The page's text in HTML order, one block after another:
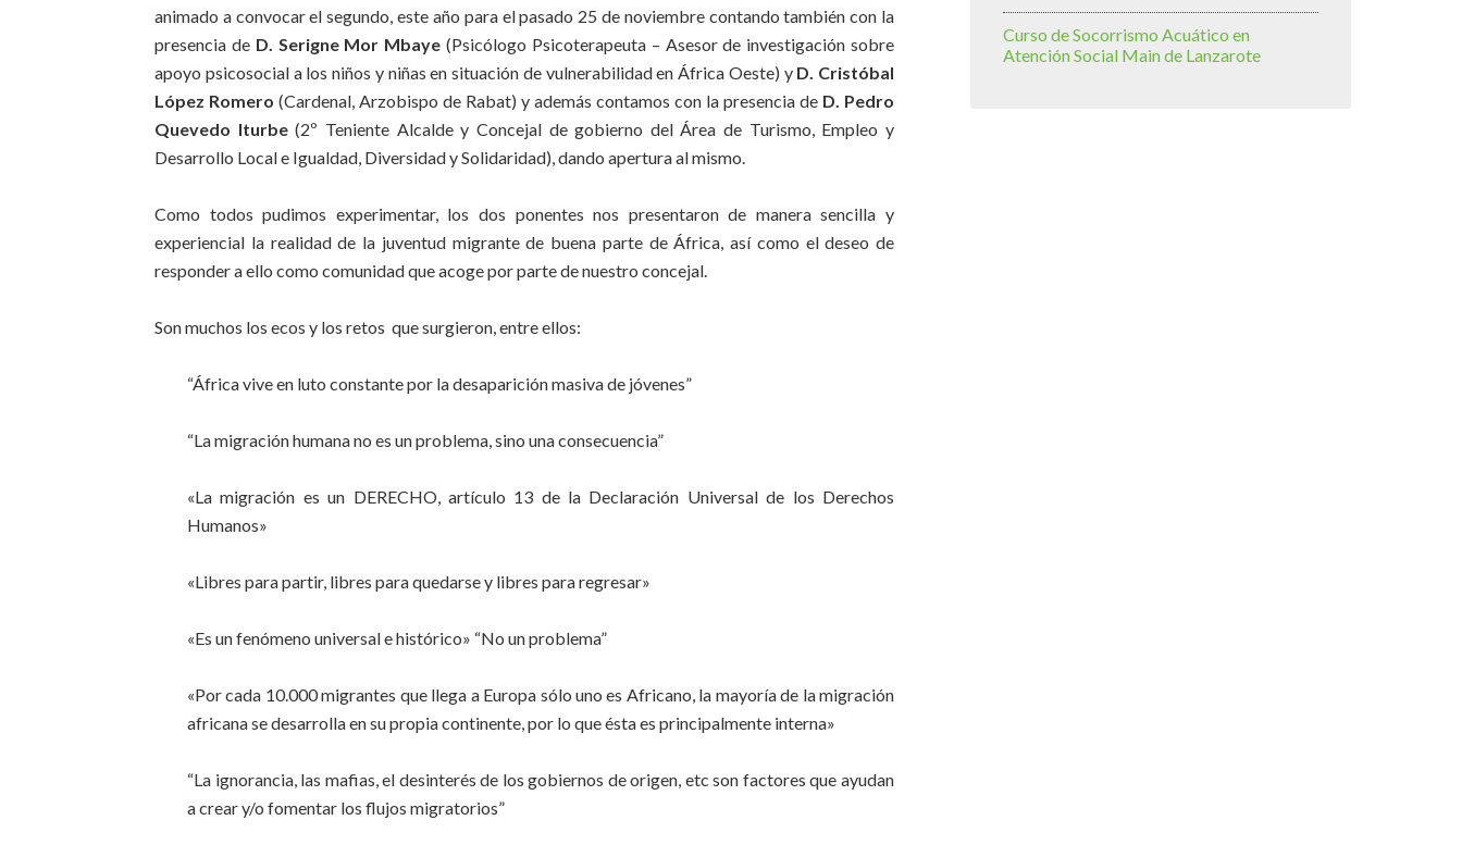
animado a convocar el segundo, este año para el pasado 25 de noviembre contando también con la
presencia de D. Serigne Mor Mbaye (Psicólogo Psicoterapeuta – Asesor de investigación sobre
apoyo psicosocial a los niños y niñas en situación de vulnerabilidad en África Oeste) y D. Cristóbal
López Romero (Cardenal, Arzobispo de Rabat) y además contamos con la presencia de D. Pedro
Quevedo Iturbe(2º Teniente Alcalde y Concejal de gobierno del Área de Turismo, Empleo y
Desarrollo Local e Igualdad, Diversidad y Solidaridad), dando apertura al mismo.
Como todos pudimos experimentar, los dos ponentes nos presentaron de manera sencilla y
experiencial la realidad de la juventud migrante de buena parte de África, así como el deseo de
responder a ello como comunidad que acoge por parte de nuestro concejal.
Son muchos los ecos y los retos que surgieron, entre ellos:
“África vive en luto constante por la desaparición masiva de jóvenes”
“La migración humana no es un problema, sino una consecuencia”
«La migración es un DERECHO, artículo 13 de la Declaración Universal de los Derechos
Humanos»
«Libres para partir, libres para quedarse y libres para regresar»
«Es un fenómeno universal e histórico» “No un problema”
«Por cada 10.000 migrantes que llega a Europa sólo uno es Africano, la mayoría de la migración
africana se desarrolla en su propia continente, por lo que ésta es principalmente interna»
“La ignorancia, las mafias, el desinterés de los gobiernos de origen, etc son factores que ayudan
a crear y/o fomentar los flujos migratorios”
Curso de Socorrismo Acuático en
Atención Social Main de Lanzarote